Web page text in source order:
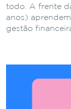
todo. A frente
anos)
gestão